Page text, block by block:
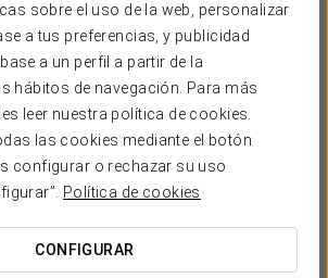
sobre el uso de la web, personalizar
a tus preferencias, y publicidad
a un perfil a partir de la
hábitos de navegación. Para más
leer nuestra política de cookies.
las cookies mediante el botón
configurar o rechazar su uso
Política de cookies
CONFIGURAR
Europa
PALERMO